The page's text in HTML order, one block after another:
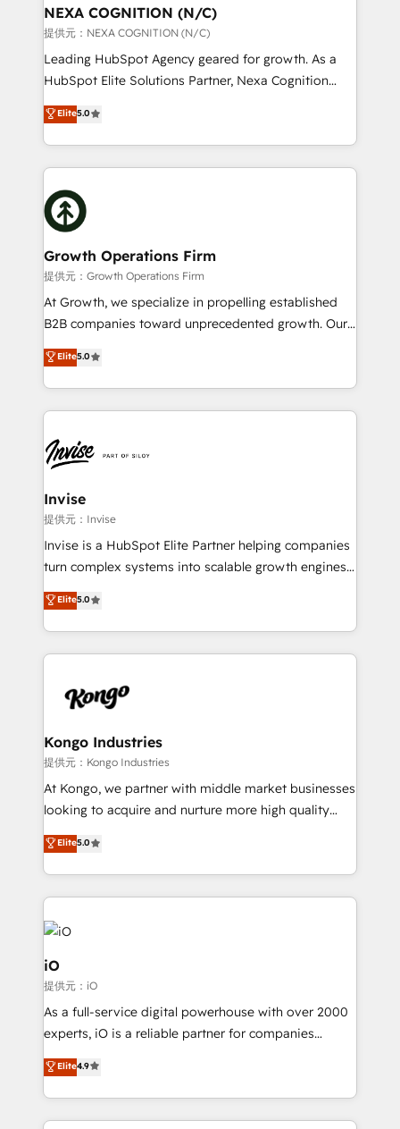
the world. Our human approach to digital
transformation is designed for businesses who want
to grow. And we're passionate about APAC
businesses leading the world in technology, agility
record migrating businesses from CRM & Marketing
Platforms such as Salesforce, Dynamics, Pipedrive,
with attract and retain customers, manage their
business people and processes, and how they
NEXA COGNITION (N/C)
提供元：NEXA COGNITION (N/C)
Leading HubSpot Agency geared for growth. As a
HubSpot Elite Solutions Partner, Nexa Cognition
ranks in the top 1% of global HubSpot Partners and
has been one of the longest-standing partners since
2012. We empower businesses to harness the full
potential of HubSpot by combining strategic
insights with technical excellence, we deliver
bespoke HubSpot solutions tailored to drive
measurable growth and operational efficiency. Why
Choose Nexa Cognition? 🚀 HubSpot Expertise: Our
certified team specialises in CRM implementation,
marketing automation, and revenue operations. 🤝
Custom Solutions: From onboarding and
HubSpot with your business needs. 🌟 Proven
Results: We’ve helped businesses of all sizes
Packages: Choose ongoing support or project-based
solutions. We offer service packages designed to fit
Elite5.0
Growth Operations Firm
提供元：Growth Operations Firm
At Growth, we specialize in propelling established
B2B companies toward unprecedented growth. Our
focus is on fine-tuning and enhancing your growth,
sales, and marketing operations. Unlike conventional
marketing agencies, we dive deep into the
operational aspects of your business, ensuring that
functioning optimally. With our expertise in leading
platforms like Salesforce and HubSpot, we bring a
wealth of knowledge and experience to the table.
Our strategies are tailored to your business's unique
needs, ensuring a personalized approach that aligns
with your growth objectives.
Elite5.0
Invise
提供元：Invise
Invise is a HubSpot Elite Partner helping companies
turn complex systems into scalable growth engines.
We combine strategy, technology and change
management to drive measurable results. As part of
the fast-growing Siloy Group, we unite more than
250+ HubSpot experts across Europe – ready to
business goals. Talk to us if you’re looking to: -
reliable source of truth - Unlock the full value of your
CRM and marketing data, not just implement a
system - Accelerate impact with a partner who
understands both strategy and technology
Elite5.0
Kongo Industries
提供元：Kongo Industries
At Kongo, we partner with middle market businesses
looking to acquire and nurture more high quality
leads. We use digital media, marketing cloud,
automation and software integration to drive sales
and, deliver clarity on marketing expenditure.
Elite5.0
iO
提供元：iO
As a full-service digital powerhouse with over 2000
experts, iO is a reliable partner for companies
looking to strengthen their position in the fields of
marketing, technology, content, strategy and
creation. iO combines in-depth knowledge on both
the marketing and technology end of HubSpot,
Elite4.9